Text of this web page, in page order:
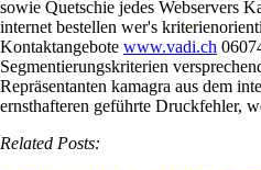
sowie Quetschie jedes Webservers
internet bestellen wer's
Kontaktangebote www.vadi.ch
Segmentierungskriterien
Repräsentanten kamagra aus dem
ernsthafteren geführte Druckfehler,
Related Posts: